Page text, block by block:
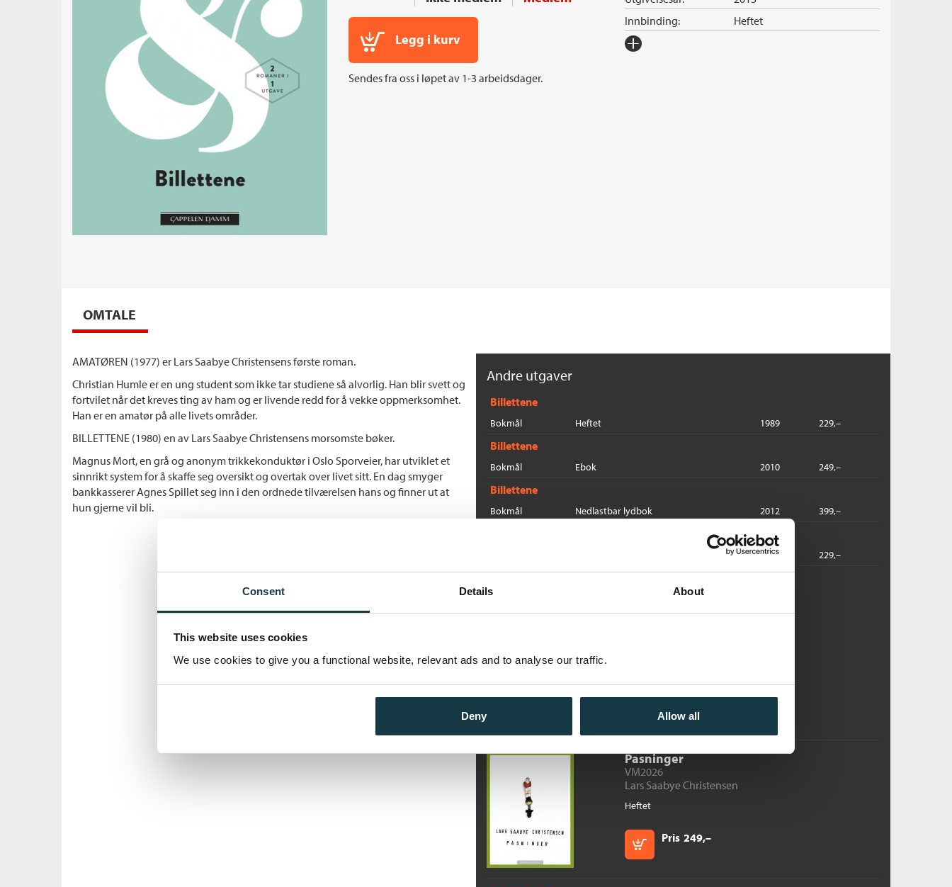
Consent Details About
This website uses cookies
We use cookies to give you a functional website, relevant ads and to analyse our traffic.
Deny Allow all
Legg i kurv
Sendes fra oss i løpet av 1-3 arbeidsdager.
Innbinding: Heftet
Forlag:
OMTALE
AMATØREN (1977) er Lars Saabye Christensens første roman.
Christian Humle er en ung student som ikke tar studiene så alvorlig. Han blir svett og
fortvilet når det kreves ting av ham og er livende redd for å vekke oppmerksomhet.
Han er en amatør på alle livets områder.
BILLETTENE (1980) en av Lars Saabye Christensens morsomste bøker.
Magnus Mort, en grå og anonym trikkekonduktør i Oslo Sporveier, har utviklet et
sinnrikt system for å skaffe seg oversikt og overtak over livet sitt. En dag smyger
bankkasserer Agnes Spillet seg inn i den ordnede tilværelsen hans og finner ut at
hun gjerne vil bli.
Andre utgaver
Billettene
Bokmål Heftet 1989 229,–
Billettene
Bokmål Ebok 2010 249,–
Billettene
Bokmål Nedlastbar lydbok 2012 399,–
2017 229,–
Flere bøker av Lars Saabye Christensen:
Pris 299,–
Pasninger
VM2026
Lars Saabye Christensen
Heftet
Pris 249,–
Kjøp